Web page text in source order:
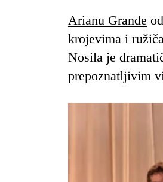
Arianu Grande
krojevima i
Nosila je
prepoznatljivim